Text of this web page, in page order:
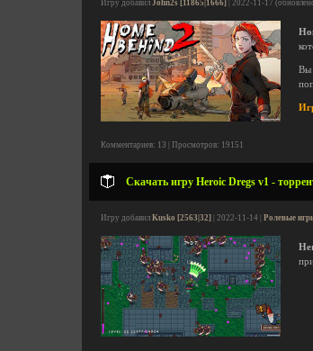
Игру добавил John2s [11865|1666] | 2022-11-17
Вы
Комментариев: 13 | Просмотров: 19151
Скачать игру Heroic Dregs v1 -
Игру добавил Kusko [2563|32] | 2022-11-14 | Ролевые